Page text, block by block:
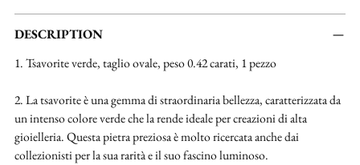
Aggiungere
un
al
DESCRIPTION
1. Tsavorite verde, taglio ovale, peso 0.42 carati, 1 pezzo
2. La tsavorite è una gemma di straordinaria bellezza, caratterizzata da
un intenso colore verde che la rende ideale per creazioni di alta
gioielleria. Questa pietra preziosa è molto ricercata anche dai
collezionisti per la sua rarità e il suo fascino luminoso.